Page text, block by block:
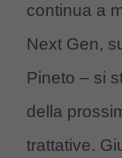
continua a
Next Gen,
Pineto – si
della
trattative.